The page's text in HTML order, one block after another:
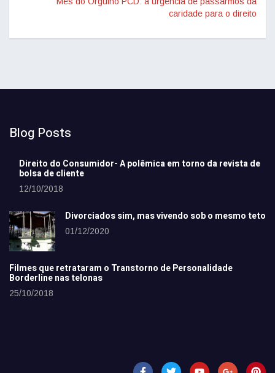
caridade para o direito
Blog Posts
Direito do Consumidor- A polêmica em torno da revista de
bolsa de cliente
12/10/2018
Divorciados sim, mas vivendo sob o mesmo teto
01/12/2020
Filmes que retrataram o Transtorno de Personalidade
Borderline nas telonas
25/10/2018